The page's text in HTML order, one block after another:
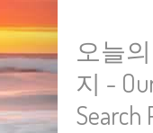
오늘
지 -
Search